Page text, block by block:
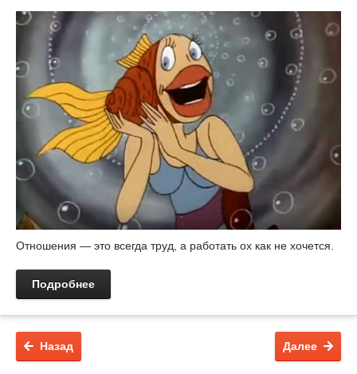
Отношения — это всегда труд, а работать ох как не хочется.
Подробнее
Далее
Назад